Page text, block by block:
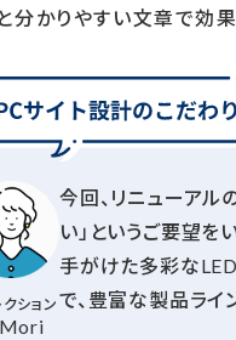
分かりやすい文章で効果
クション
今回、リニューアル
い」というご要望を
手がけた多彩な
で、豊富な製品ラ